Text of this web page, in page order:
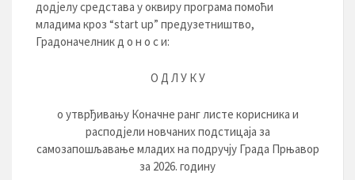
додјелу средстава у оквиру програма помоћи
младима кроз “stаrt up” предузетништво,
Градоначелник д о н о с и:
О Д Л У К У
о утврђивању Коначне ранг листе корисника и
расподјели новчаних подстицаја за
самозапошљавање младих на подручју Града Прњавор
за 2026. годину